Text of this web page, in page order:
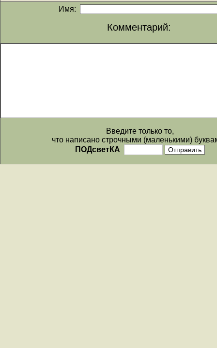
Имя:
Комментарий:
Введите только то,
что написано строчными (маленькими)
ПОДсветКА